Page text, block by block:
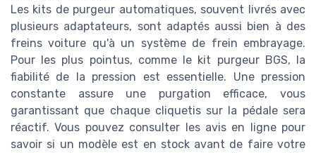
Les kits de purgeur automatiques, souvent livrés avec
plusieurs adaptateurs, sont adaptés aussi bien à des
freins voiture qu'à un système de frein embrayage.
Pour les plus pointus, comme le kit purgeur BGS, la
fiabilité de la pression est essentielle. Une pression
constante assure une purgation efficace, vous
garantissant que chaque cliquetis sur la pédale sera
réactif. Vous pouvez consulter les avis en ligne pour
savoir si un modèle est en stock avant de faire votre